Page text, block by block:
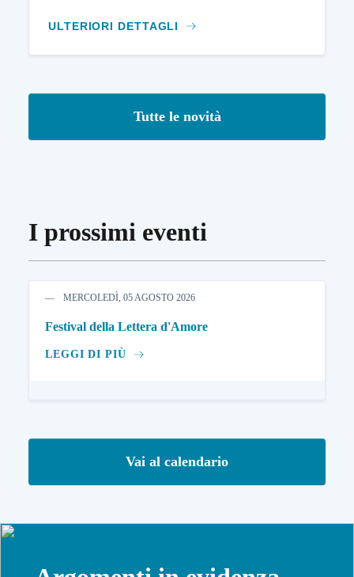
ULTERIORI DETTAGLI
Tutte le novità
I prossimi eventi
MERCOLEDÌ, 05 AGOSTO 2026
Festival della Lettera d'Amore
LEGGI DI PIÙ
Vai al calendario